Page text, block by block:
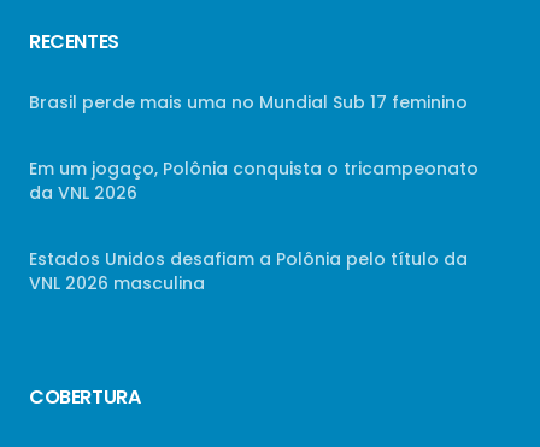
RECENTES
Brasil perde mais uma no Mundial Sub 17 feminino
Em um jogaço, Polônia conquista o tricampeonato
da VNL 2026
Estados Unidos desafiam a Polônia pelo título da
VNL 2026 masculina
COBERTURA